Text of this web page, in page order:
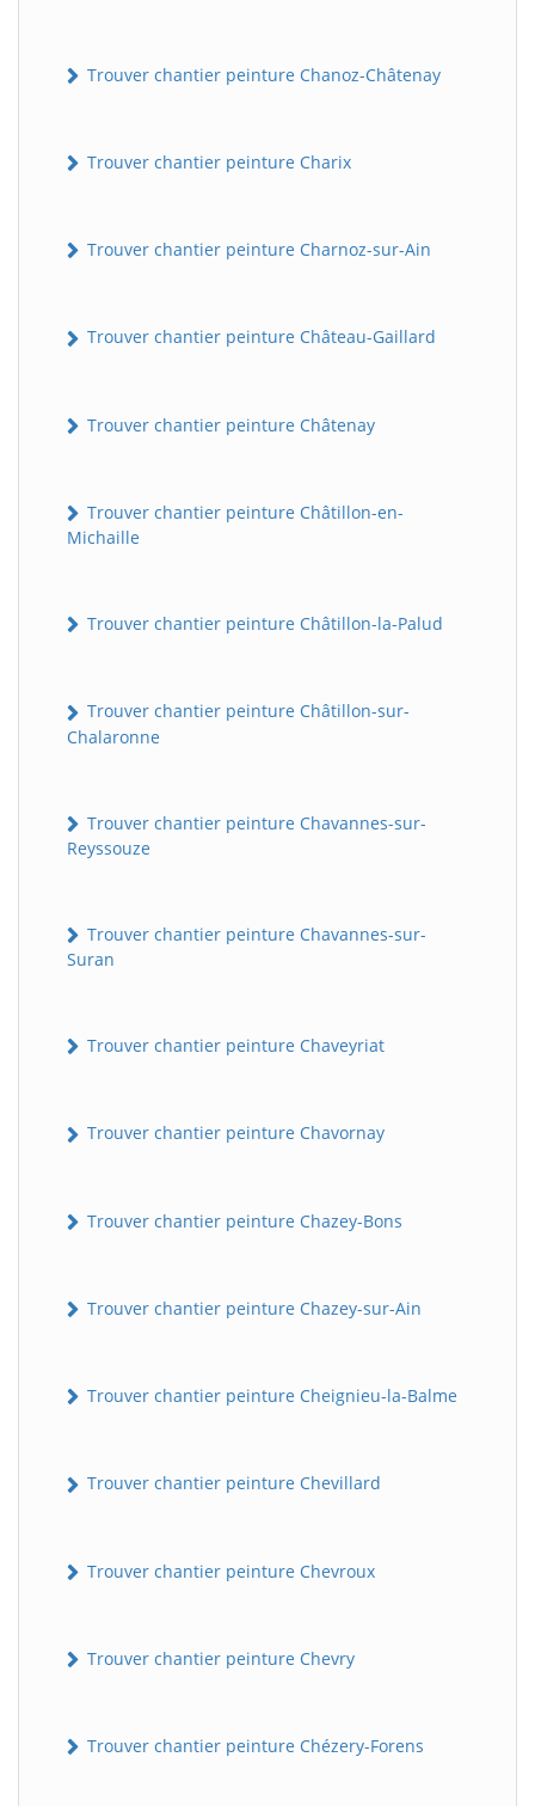
Trouver chantier peinture Chanoz-Châtenay
Trouver chantier peinture Charix
Trouver chantier peinture Charnoz-sur-Ain
Trouver chantier peinture Château-Gaillard
Trouver chantier peinture Châtenay
Trouver chantier peinture Châtillon-en-
Michaille
Trouver chantier peinture Châtillon-la-Palud
Trouver chantier peinture Châtillon-sur-
Chalaronne
Trouver chantier peinture Chavannes-sur-
Reyssouze
Trouver chantier peinture Chavannes-sur-
Suran
Trouver chantier peinture Chaveyriat
Trouver chantier peinture Chavornay
Trouver chantier peinture Chazey-Bons
Trouver chantier peinture Chazey-sur-Ain
Trouver chantier peinture Cheignieu-la-Balme
Trouver chantier peinture Chevillard
Trouver chantier peinture Chevroux
Trouver chantier peinture Chevry
Trouver chantier peinture Chézery-Forens